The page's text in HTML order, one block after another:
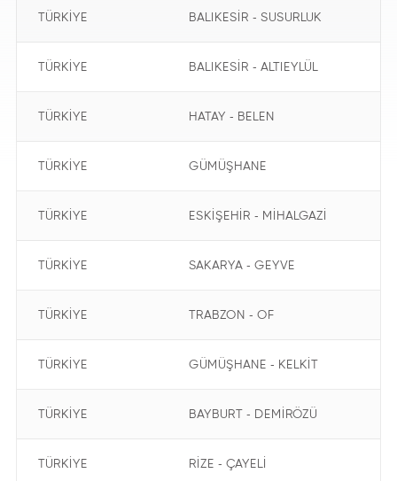
TÜRKİYE BALIKESİR - SUSURLUK
TÜRKİYE BALIKESİR - ALTIEYLÜL
TÜRKİYE HATAY - BELEN
TÜRKİYE GÜMÜŞHANE
TÜRKİYE ESKİŞEHİR - MİHALGAZİ
TÜRKİYE SAKARYA - GEYVE
TÜRKİYE TRABZON - OF
TÜRKİYE GÜMÜŞHANE - KELKİT
TÜRKİYE BAYBURT - DEMİRÖZÜ
TÜRKİYE RİZE - ÇAYELİ